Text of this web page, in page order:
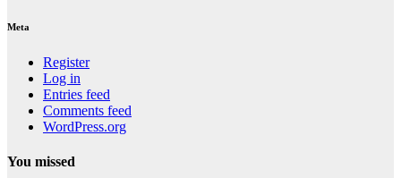
Meta
Register
Log in
Entries feed
Comments feed
WordPress.org
You missed